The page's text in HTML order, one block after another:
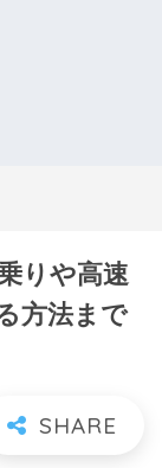
りや高速
方法まで